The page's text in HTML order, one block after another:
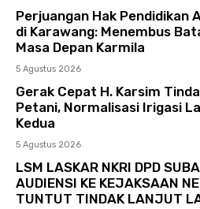
Perjuangan Hak Pendidikan
di Karawang: Menembus
Masa Depan Karmila
5 Agustus 2026
Gerak Cepat H. Karsim
Petani, Normalisasi Irigasi
Kedua
5 Agustus 2026
LSM LASKAR NKRI DPD
AUDIENSI KE KEJAKSAAN
TUNTUT TINDAK LANJUT